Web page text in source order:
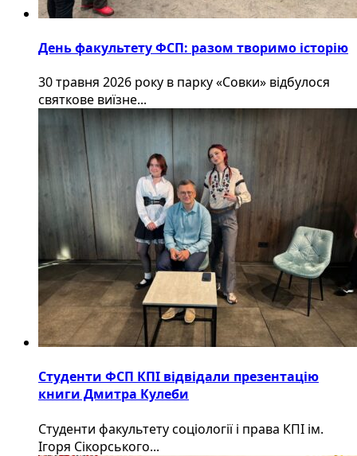
День факультету ФСП: разом творимо історію
30 травня 2026 року в парку «Совки» відбулося
святкове виїзне...
Студенти ФСП КПІ відвідали презентацію
книги Дмитра Кулеби
Студенти факультету соціології і права КПІ ім.
Ігоря Сікорського...